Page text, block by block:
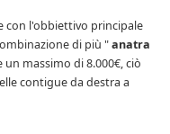
con l'obbiettivo principale
di più "anatra
massimo di 8.000€, ciò
contigue da destra a